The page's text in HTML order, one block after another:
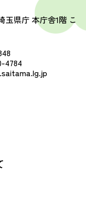
玉県庁 本庁舎1階 こ
4784